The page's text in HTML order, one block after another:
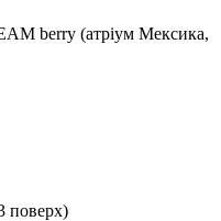
berry (атріум Мексика,
поверх)